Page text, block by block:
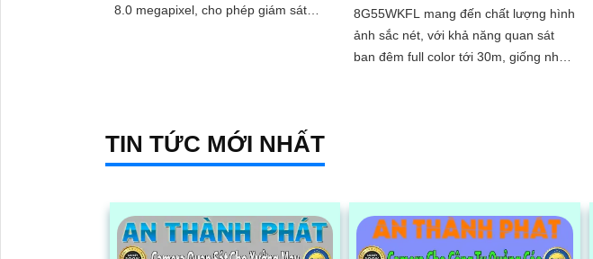
8.0 megapixel, cho phép giám sát
8G55WKFL mang đến chất lượng hình
ảnh sắc nét, với khả năng quan sát
ban đêm full color tới 30m, giống như
TIN TỨC MỚI NHẤT